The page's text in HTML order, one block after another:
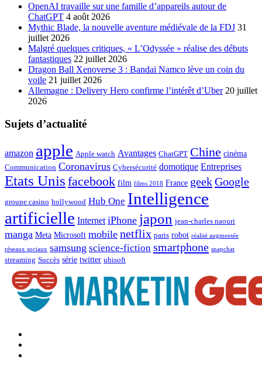
OpenAI travaille sur une famille d’appareils autour de
ChatGPT 4 août 2026
Mythic Blade, la nouvelle aventure médiévale de la FDJ 31
juillet 2026
Malgré quelques critiques, « L’Odyssée » réalise des débuts
fantastiques 22 juillet 2026
Dragon Ball Xenoverse 3 : Bandai Namco lève un coin du
voile 21 juillet 2026
Allemagne : Delivery Hero confirme l’intérêt d’Uber 20 juillet
2026
Sujets d’actualité
amazon apple Apple watch Avantages ChatGPT Chine cinéma
Communication Coronavirus Cybersécurité domotique Entreprises
Etats Unis facebook film films 2018 France geekGoogle
groupe casino hollywood Hub One Intelligence
artificielle Internet iPhone japon jean-charles naouri
manga Meta Microsoft mobile netflix paris robot réalité augmentée
réseaux sociaux samsung science-fiction smartphone snapchat
streaming Succès série twitter ubisoft